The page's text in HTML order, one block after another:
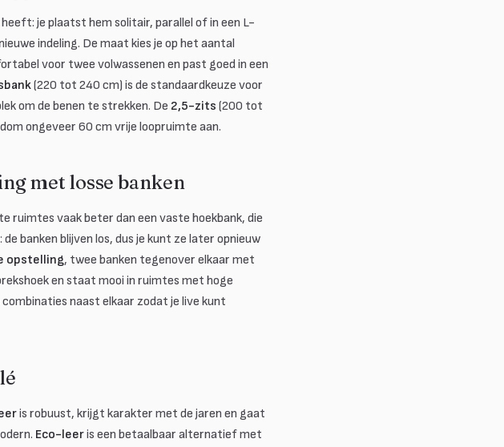
je plaatst hem solitair, parallel of in een L-
indeling. De maat kies je op het aantal
voor twee volwassenen en past goed in een
(220 tot 240 cm) is de standaardkeuze voor
om de benen te strekken. De 2,5-zits (200 tot
ongeveer 60 cm vrije loopruimte aan.
met losse banken
vaak beter dan een vaste hoekbank, die
banken blijven los, dus je kunt ze later opnieuw
opstelling, twee banken tegenover elkaar met
en staat mooi in ruimtes met hoge
naast elkaar zodat je live kunt
is robuust, krijgt karakter met de jaren en gaat
Eco-leeris een betaalbaar alternatief met